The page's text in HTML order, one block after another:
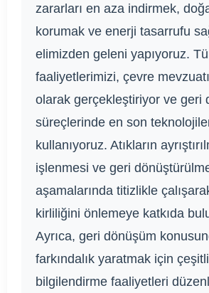
zararları en aza indirmek,
korumak ve enerji tasarrufu
elimizden geleni yapıyoruz.
faaliyetlerimizi, çevre
olarak gerçekleştiriyor ve geri
süreçlerinde en son
kullanıyoruz. Atıkların
işlenmesi ve geri
aşamalarında titizlikle
kirliliğini önlemeye katkıda
Ayrıca, geri dönüşüm
farkındalık yaratmak için
bilgilendirme faaliyetleri